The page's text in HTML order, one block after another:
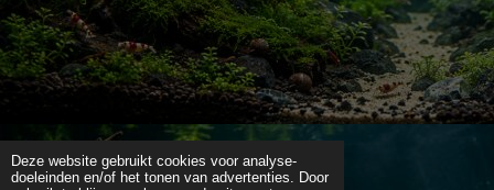
Deze website gebruikt cookies voor analyse-
doeleinden en/of het tonen van advertenties. Door